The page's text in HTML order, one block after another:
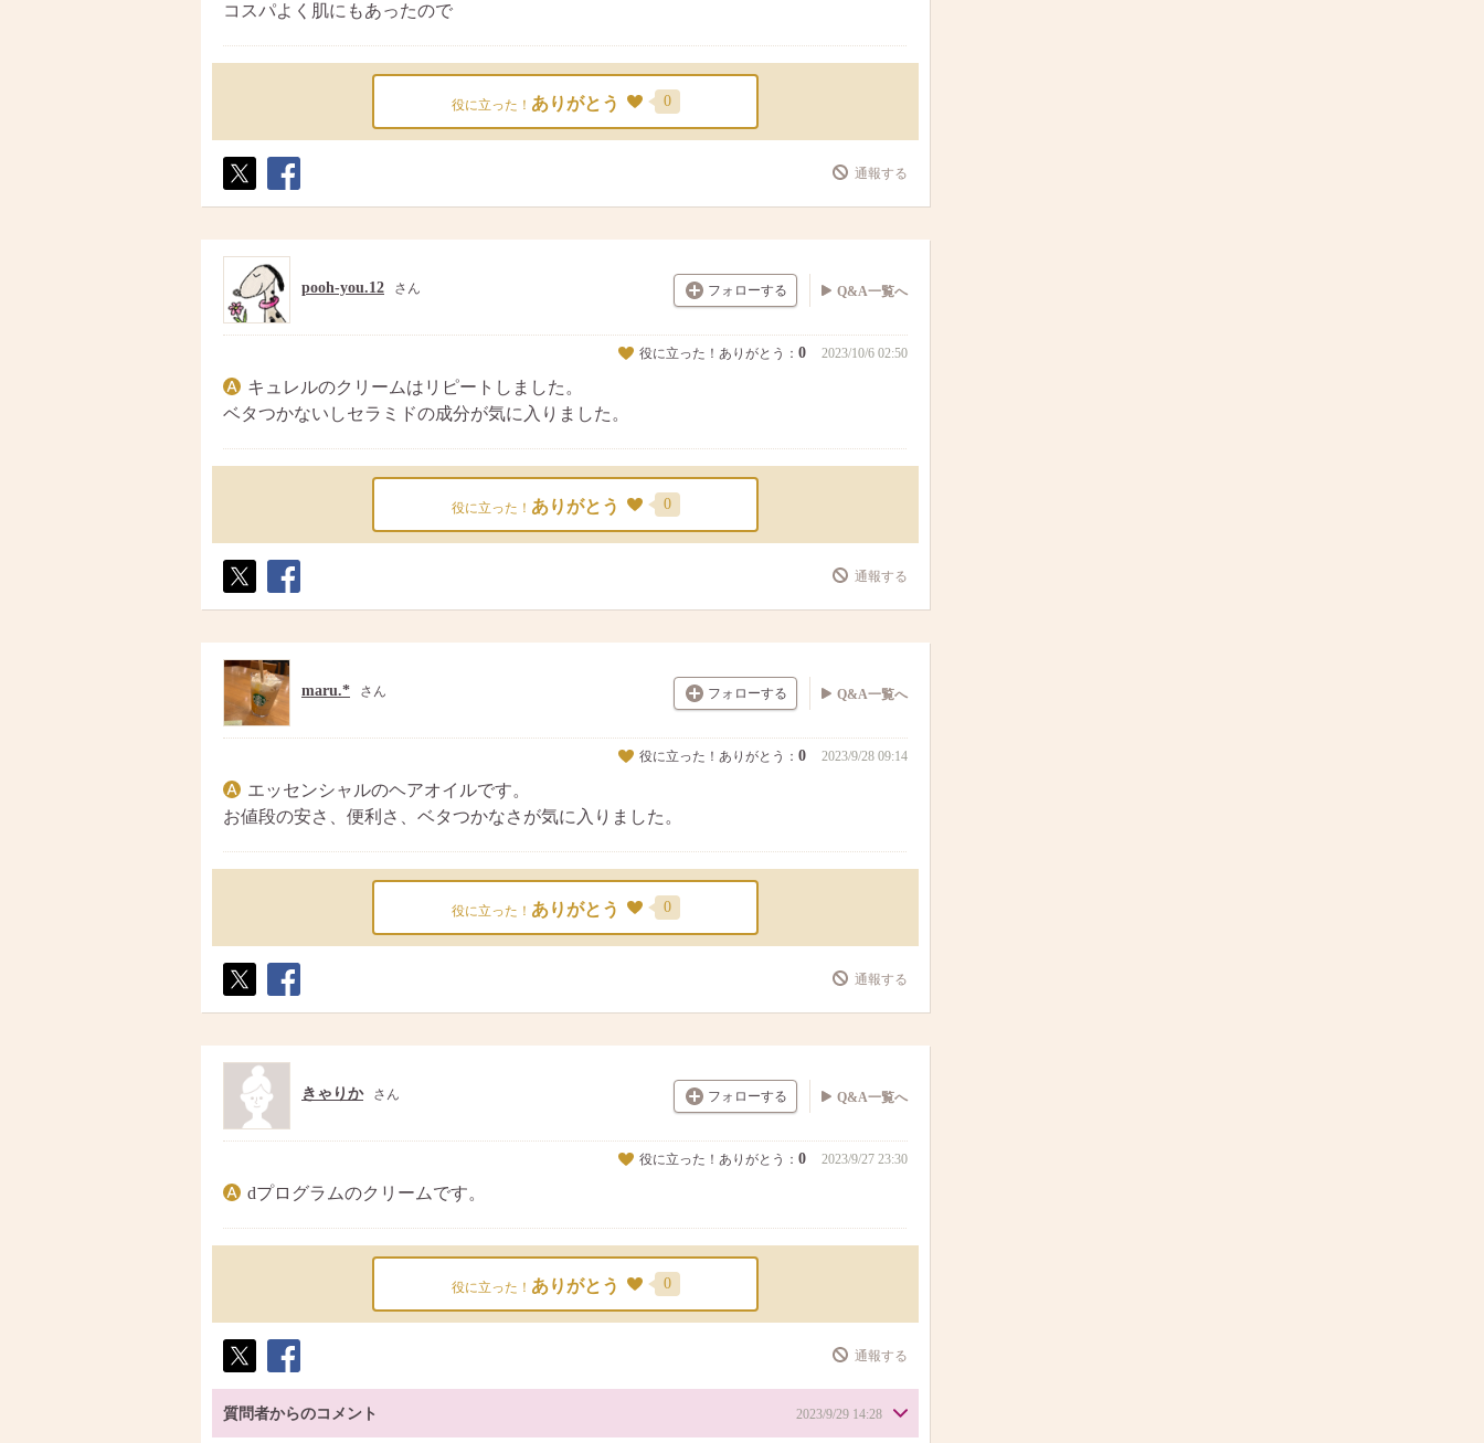
コスパよく肌にもあったので
役に立った！ ありがとう 0
ト
ア
通報する
フォローする
pooh-you.12 さん Q&A一覧へ
役に立った！ありがとう： 0 2023/10/6 02:50
キュレルのクリームはリピートしました。
ベタつかないしセラミドの成分が気に入りました。
役に立った！ ありがとう 0
ト
ア
通報する
フォローする
maru.* さん Q&A一覧へ
役に立った！ありがとう： 0 2023/9/28 09:14
エッセンシャルのヘアオイルです。
お値段の安さ、便利さ、ベタつかなさが気に入りました。
役に立った！ ありがとう 0
ト
ア
通報する
フォローする
きゃりか さん Q&A一覧へ
役に立った！ありがとう： 0 2023/9/27 23:30
dプログラムのクリームです。
役に立った！ ありがとう 0
通報する
質問者からのコメント 2023/9/29 14:28